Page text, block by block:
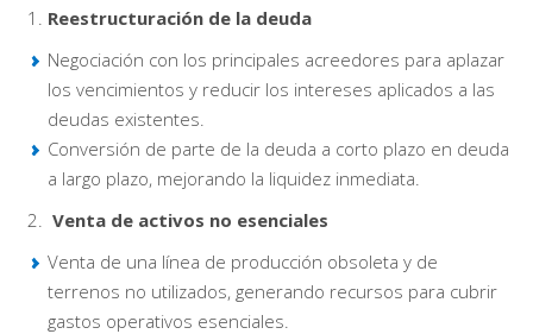
Reestructuración de la deuda
Negociación con los principales acreedores para aplazar
los vencimientos y reducir los intereses aplicados a las
deudas existentes.
Conversión de parte de la deuda a corto plazo en deuda
a largo plazo, mejorando la liquidez inmediata.
Venta de activos no esenciales
Venta de una línea de producción obsoleta y de
terrenos no utilizados, generando recursos para cubrir
gastos operativos esenciales.